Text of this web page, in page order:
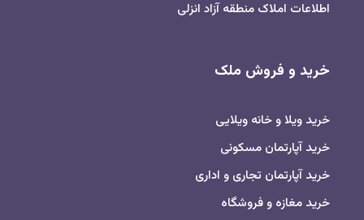
اطلاعات املاک منطقه آزاد انزلی
خرید و فروش ملک
خرید ویلا و خانه ویلایی
خرید آپارتمان مسکونی
خرید آپارتمان تجاری و اداری
خرید مغازه و فروشگاه